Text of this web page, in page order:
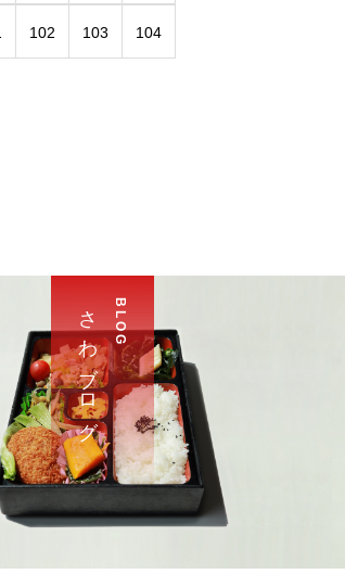
102 103 104
B L O G
さ わ ブ ロ グ